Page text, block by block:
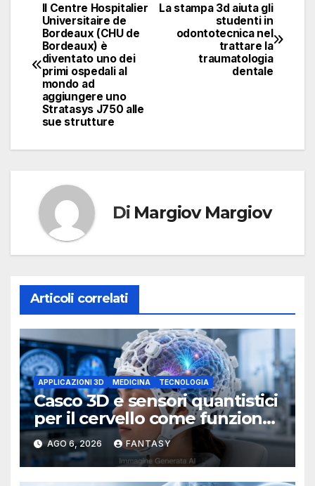
Navigazione
articoli
La stampa 3d aiuta gli
studenti in
odontotecnica nel
trattare la
traumatologia
dentale
Il Centre Hospitalier
Universitaire de
Bordeaux (CHU de
Bordeaux) è
diventato uno dei
primi ospedali al
mondo ad
aggiungere uno
Stratasys J750 alle
sue strutture
Di Margiov Margiov
Articoli correlati
APPLICAZIONI 3D MEDICINA TECNOLOGIA
Casco 3D e sensori quantistici
per il cervello come funziona
l’OPM-MEG
AGO 6, 2026 FANTASY